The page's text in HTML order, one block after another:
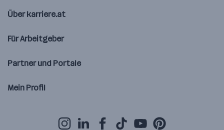
Über karriere.at
Für Arbeitgeber
Partner und Portale
Mein Profil